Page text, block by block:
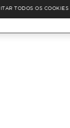
TODOS OS COOKIES